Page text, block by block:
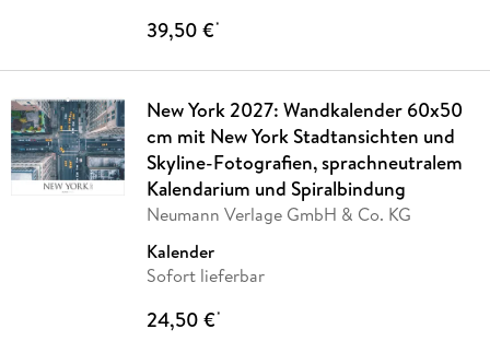
39,50 €*
New York 2027: Wandkalender 60x50
cm mit New York Stadtansichten und
Skyline-Fotografien, sprachneutralem
Kalendarium und Spiralbindung
Neumann Verlage GmbH & Co. KG
Kalender
Sofort lieferbar
24,50 €*